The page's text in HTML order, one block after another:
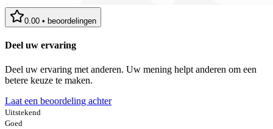
0.00 • beoordelingen
Deel uw ervaring
Deel uw ervaring met anderen. Uw mening helpt anderen om een
betere keuze te maken.
Laat een beoordeling achter
Uitstekend
Goed